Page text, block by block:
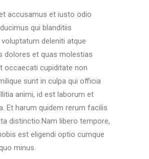
accusamus et iusto odio
qui blanditiis
deleniti atque
dolores et quas molestias
occaecati cupiditate non
sunt in culpa qui officia
animi, id est laborum et
Et harum quidem rerum facilis
distinctio.Nam libero tempore,
est eligendi optio cumque
minus.